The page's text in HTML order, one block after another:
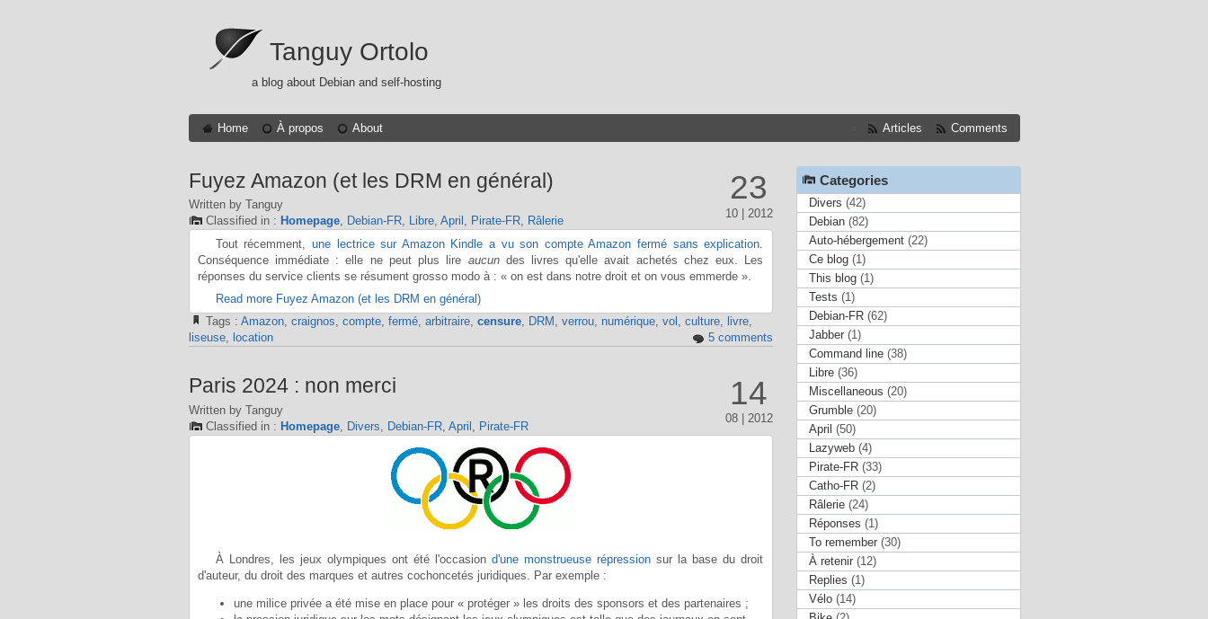
Tanguy Ortolo
a blog about Debian and self-hosting
Home À propos About Articles Comments
23
10 | 2012
Fuyez Amazon (et les DRM en général)
Written by Tanguy
Classified in : Homepage, Debian-FR, Libre, April , Pirate-FR, Râlerie
Tout récemment,une lectrice sur Amazon Kindle a vu son compte Amazon fermé sans explication
Conséquence immédiate : elle ne peut plus lire aucundes livres qu'elle avait achetés chez eux. Les
réponses du service clients se résument grosso modo à : « on est dans notre droit et on vous emmerde ».
Read more Fuyez Amazon (et les DRM en général)
Tags : Amazon, craignos, compte, fermé, arbitraire, censure, DRM , verrou, numérique, vol , culture, livre,
liseuse, location 5 comments
14
08 | 2012
Paris 2024 : non merci
Written by Tanguy
Classified in : Homepage, Divers Debian-FR, April Pirate-FR
À Londres, les jeux olympiques ont été l'occasiond'une monstrueuse répression sur la base du droit
d'auteur, du droit des marques et autres cochoncetés juridiques. Par exemple :
une milice privée a été mise en place pour « protéger » les droits des sponsors et des partenaires ;
Categories
Divers (42)
Debian(82)
Auto-hébergement(22)
Ce blog(1)
This blog(1)
Tests (1)
Debian-FR(62)
Jabber(1)
Command line(38)
Libre(36)
Miscellaneous (20)
Grumble(20)
April (50)
Lazyweb(4)
Pirate-FR(33)
Catho-FR(2)
Râlerie(24)
Réponses (1)
To remember(30)
À retenir(12)
Replies (1)
Vélo(14)